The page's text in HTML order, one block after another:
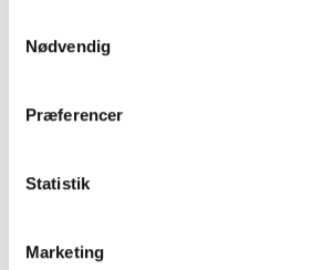
Nødvendig
Præferencer
Statistik
Marketing